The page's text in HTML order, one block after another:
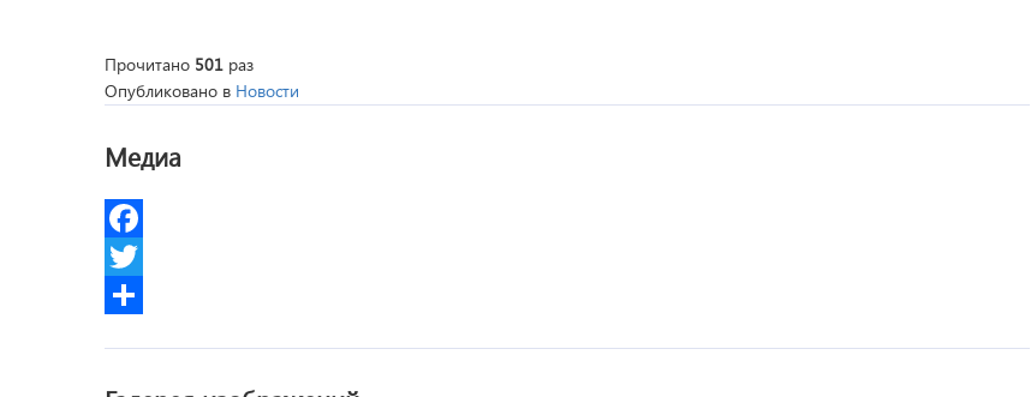
Прочитано 501 раз
Опубликовано в Новости
Медиа
Facebook
Twitter